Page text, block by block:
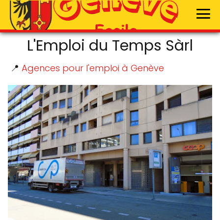
L'Emploi du Temps Sàrl
📍 Agences pour l'emploi à Genève